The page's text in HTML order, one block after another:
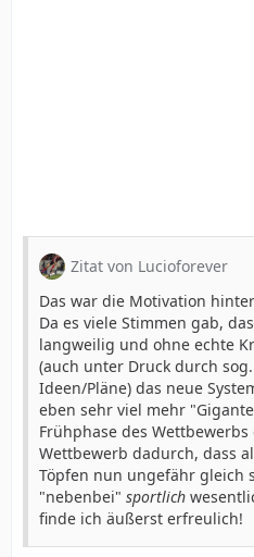
Zitat von Lucioforever
Das war die Motivation
Da es viele Stimmen gab,
langweilig und ohne echte
(auch unter Druck durch
Ideen/Pläne) das neue
eben sehr viel mehr
Frühphase des
Wettbewerb dadurch, dass
Töpfen nun ungefähr gleich
"nebenbei" sportlich
finde ich äußerst erfreulich!